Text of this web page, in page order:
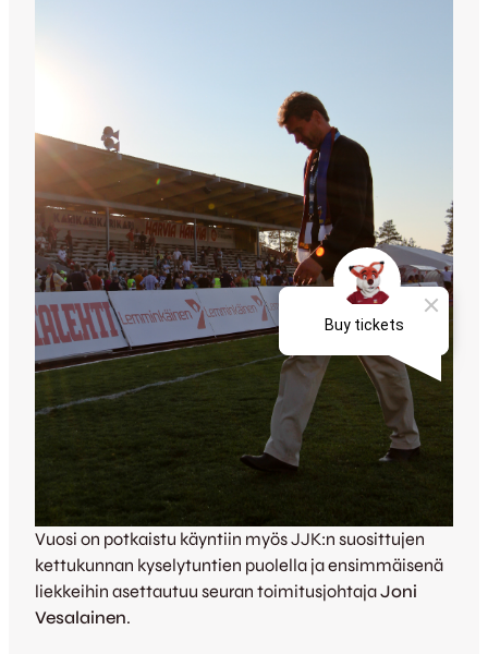
Vuosi on potkaistu käyntiin myös JJK:n suosittujen
kettukunnan kyselytuntien puolella ja ensimmäisenä
liekkeihin asettautuu seuran toimitusjohtajaJoni
Vesalainen.